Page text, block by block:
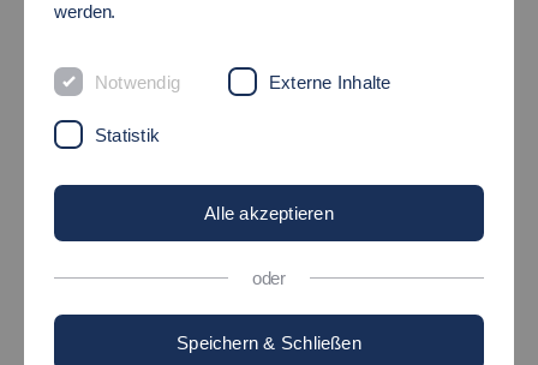
GREMIEN DER FAKULTÄT
Aufgaben und Mitglieder
Fakultätsrat
Fachschaft SABP
werden.
Notwendig Externe Inhalte
Statistik
Alle akzeptieren
oder
Speichern & Schließen